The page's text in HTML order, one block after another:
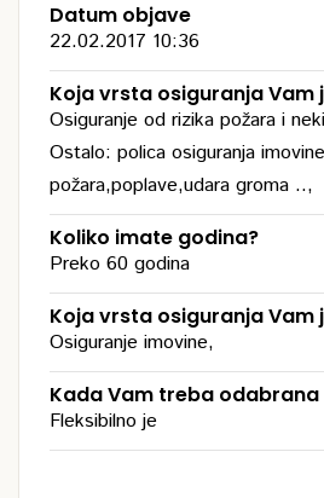
Datum objave
22.02.2017 10:36
Koja vrsta osiguranja Vam
Osiguranje od rizika požara i
Ostalo: polica osiguranja
požara,poplave,udara groma ..,
Koliko imate godina?
Preko 60 godina
Koja vrsta osiguranja Vam
Osiguranje imovine,
Kada Vam treba odabrana
Fleksibilno je